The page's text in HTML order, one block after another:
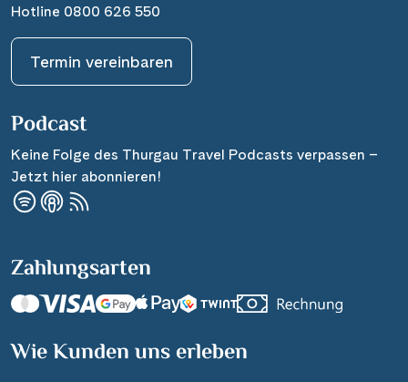
Hotline 0800 626 550
Termin vereinbaren
Podcast
Keine Folge des Thurgau Travel Podcasts verpassen –
Jetzt hier abonnieren!
Zahlungsarten
Wie Kunden uns erleben